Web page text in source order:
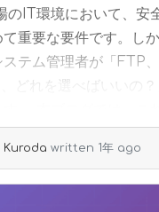
のIT環境において、安
重要な要件です。し
テム管理者が「FTP、
どれを選べばいいの？
Kuroda written 1年 ago